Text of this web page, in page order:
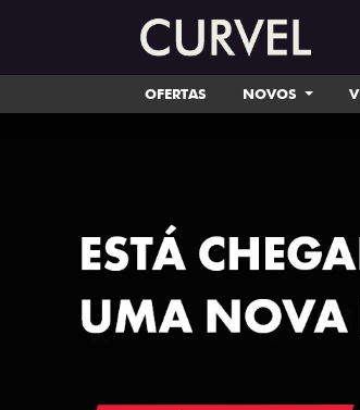
OFERTAS NOVOS